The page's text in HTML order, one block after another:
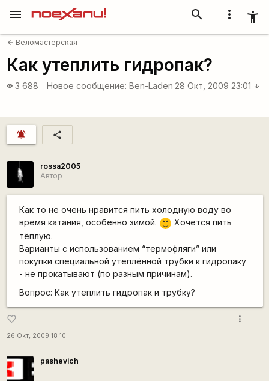
more_vert accessibility_new
search
menu
arrow_back Веломастерская
Как утеплить гидропак?
visibility 3 688 Новое сообщение: Ben-Laden 28 Окт, 2009 23:01 arrow_downward
notifications_active share
rossa2005
Автор
Как то не очень нравится пить холодную воду во
время катания, особенно зимой.
:)
Хочется пить
тёплую.
Варианты с использованием “термофляги” или
покупки специальной утеплённой трубки к гидропаку
- не прокатывают (по разным причинам).
Вопрос: Как утеплить гидропак и трубку?
favorite_border
26 Окт, 2009 18:10
more_vert
pashevich